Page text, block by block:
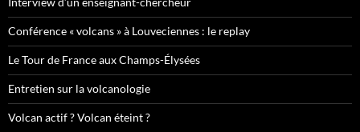
Conférence « volcans » à Louveciennes : le replay
Le Tour de France aux Champs-Élysées
Entretien sur la volcanologie
Volcan actif ? Volcan éteint ?